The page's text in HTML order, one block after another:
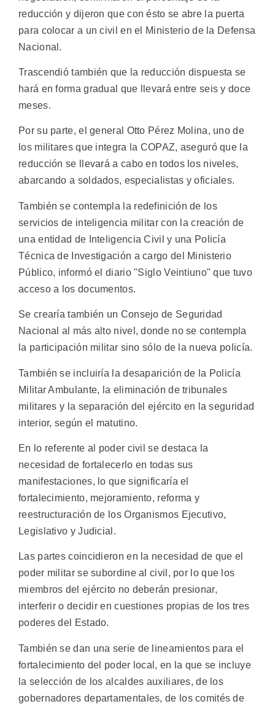
reducción y dijeron que con ésto se abre la puerta
para colocar a un civil en el Ministerio de la Defensa
Nacional.
Trascendió también que la reducción dispuesta se
hará en forma gradual que llevará entre seis y doce
meses.
Por su parte, el general Otto Pérez Molina, uno de
los militares que integra la COPAZ, aseguró que la
reducción se llevará a cabo en todos los niveles,
abarcando a soldados, especialistas y oficiales.
También se contempla la redefinición de los
servicios de inteligencia militar con la creación de
una entidad de Inteligencia Civil y una Policía
Técnica de Investigación a cargo del Ministerio
Público, informó el diario "Siglo Veintiuno" que tuvo
acceso a los documentos.
Se crearía también un Consejo de Seguridad
Nacional al más alto nivel, donde no se contempla
la participación militar sino sólo de la nueva policía.
También se incluiría la desaparición de la Policía
Militar Ambulante, la eliminación de tribunales
militares y la separación del ejército en la seguridad
interior, según el matutino.
En lo referente al poder civil se destaca la
necesidad de fortalecerlo en todas sus
manifestaciones, lo que significaría el
fortalecimiento, mejoramiento, reforma y
reestructuración de los Organismos Ejecutivo,
Legislativo y Judicial.
Las partes coincidieron en la necesidad de que el
poder militar se subordine al civil, por lo que los
miembros del ejército no deberán presionar,
interferir o decidir en cuestiones propias de los tres
poderes del Estado.
También se dan una serie de lineamientos para el
fortalecimiento del poder local, en la que se incluye
la selección de los alcaldes auxiliares, de los
gobernadores departamentales, de los comités de